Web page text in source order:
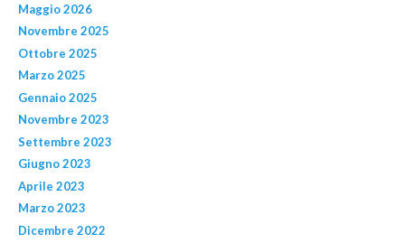
Maggio 2026
Novembre 2025
Ottobre 2025
Marzo 2025
Gennaio 2025
Novembre 2023
Settembre 2023
Giugno 2023
Aprile 2023
Marzo 2023
Dicembre 2022